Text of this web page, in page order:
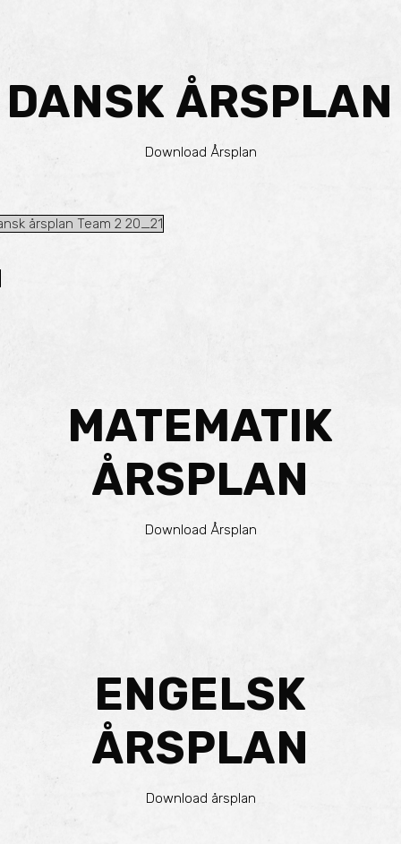
DANSK ÅRSPLAN
Download Årsplan
årsplan Team 2 20_21
MATEMATIK
ÅRSPLAN
Download Årsplan
ENGELSK
ÅRSPLAN
Download årsplan